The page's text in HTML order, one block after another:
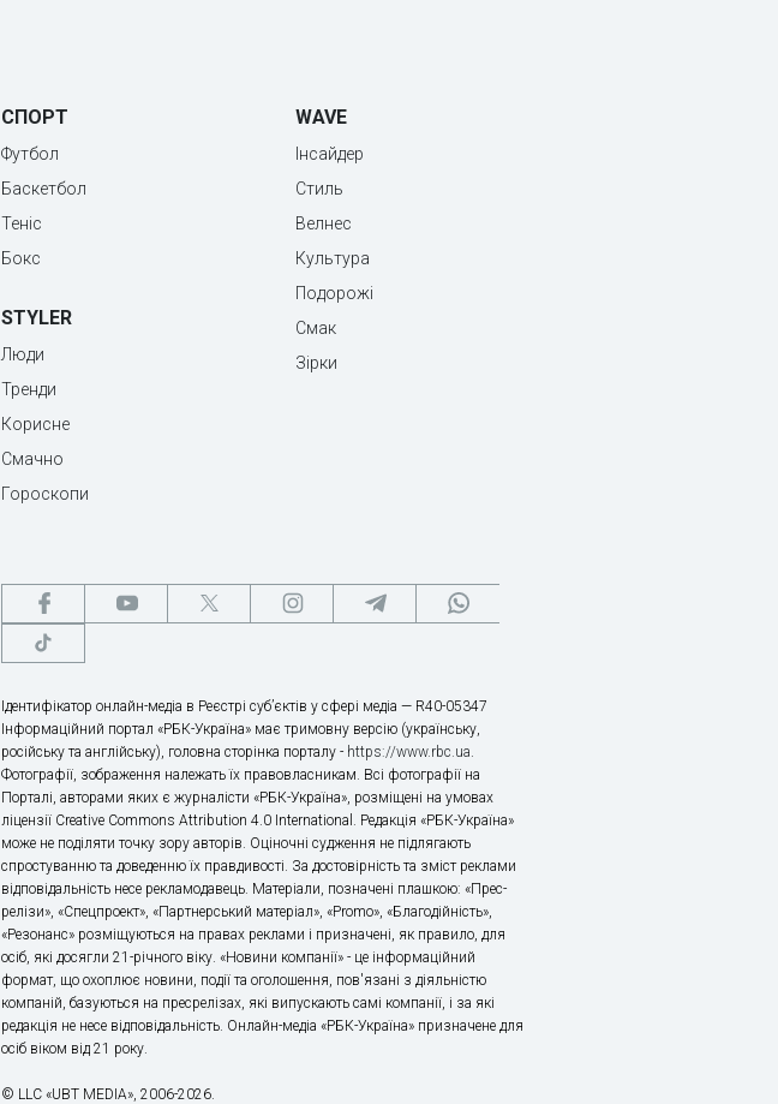
СПОРТ
Футбол
Баскетбол
Теніс
Бокс
STYLER
Люди
Тренди
Корисне
Смачно
Гороскопи
WAVE
Інсайдер
Стиль
Велнес
Культура
Подорожі
Смак
Зірки
Ідентифікатор онлайн-медіа в Реєстрі суб’єктів у сфері медіа — R40-05347
Інформаційний портал «РБК-Україна» має тримовну версію (українську,
російську та англійську), головна сторінка порталу - https://www.rbc.ua.
Фотографії, зображення належать їх правовласникам. Всі фотографії на
Порталі, авторами яких є журналісти «РБК-Україна», розміщені на умовах
ліцензії Creative Commons Attribution 4.0 International. Редакція «РБК-Україна»
може не поділяти точку зору авторів. Оціночні судження не підлягають
спростуванню та доведенню їх правдивості. За достовірність та зміст реклами
відповідальність несе рекламодавець. Матеріали, позначені плашкою: «Прес-
релізи», «Спецпроект», «Партнерський матеріал», «Promo», «Благодійність»,
«Резонанс» розміщуються на правах реклами і призначені, як правило, для
осіб, які досягли 21-річного віку. «Новини компанії» - це інформаційний
формат, що охоплює новини, події та оголошення, пов'язані з діяльністю
компаній, базуються на пресрелізах, які випускають самі компанії, і за які
редакція не несе відповідальність. Онлайн-медіа «РБК-Україна» призначене для
осіб віком від 21 року.
© LLC «UBT MEDIA», 2006-2026.